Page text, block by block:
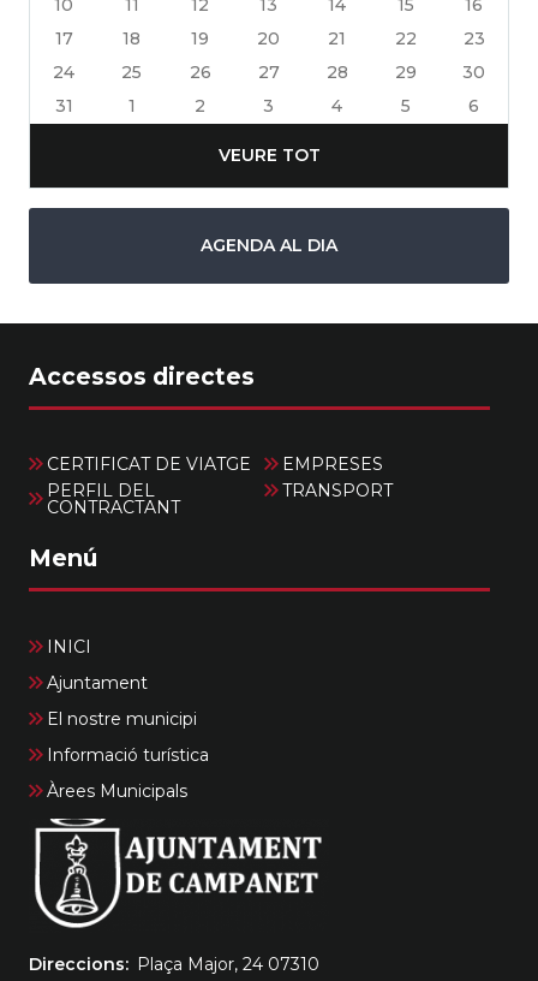
17
18 19 20 21 22
23
24
25 26 27 28 29
30
31
1 2 3 4 5 6
VEURE TOT
AGENDA AL DIA
Accessos directes
CERTIFICAT DE VIATGE
EMPRESES
PERFIL DEL
CONTRACTANT
TRANSPORT
Menú
INICI
Ajuntament
El nostre municipi
Informació turística
Àrees Municipals
Direccions Plaça Major, 24 07310